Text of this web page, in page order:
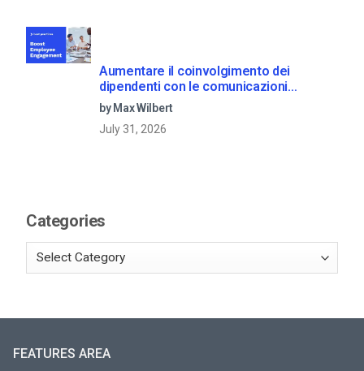
Aumentare il coinvolgimento dei
dipendenti con le comunicazioni
aziendali in live streaming
by Max Wilbert
July 31, 2026
Categories
FEATURES AREA